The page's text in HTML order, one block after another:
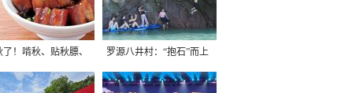
了！啃秋、贴秋膘、
，福建人这样过才够
罗源八井村：“抱石”而上